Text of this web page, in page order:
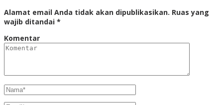
Alamat email Anda tidak akan dipublikasikan. Ruas yang
wajib ditandai *
Komentar